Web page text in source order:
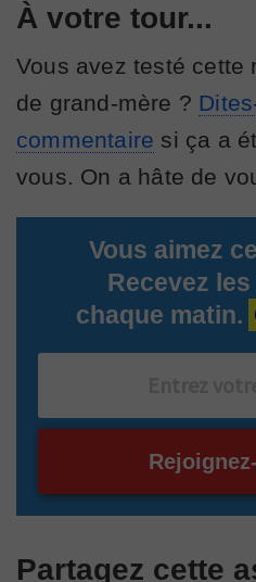
À votre tour...
Vous avez testé cette
de grand-mère ?
commentaire si ça a
vous. On a hâte de
Vous aimez
Recevez
chaque matin.
Partagez cette